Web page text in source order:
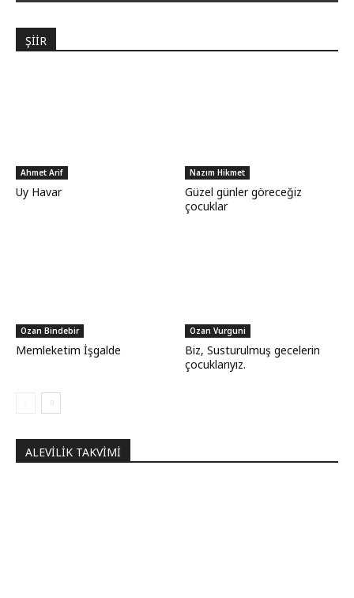
ŞİİR
Ahmet Arif
Uy Havar
Nazım Hikmet
Güzel günler göreceğiz
çocuklar
Ozan Bindebir
Memleketim İşgalde
Ozan Vurguni
Biz, Susturulmuş gecelerin
çocuklarıyız.
ALEVILIK TAKVIMI